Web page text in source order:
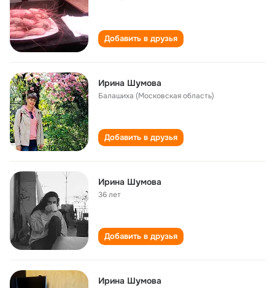
Добавить в друзья
Ирина Шумова
Балашиха (Московская область)
Добавить в друзья
Ирина Шумова
36 лет
Добавить в друзья
Ирина Шумова